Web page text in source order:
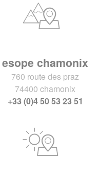
esope chamonix
760 route des praz
74400 chamonix
+33 (0)4 50 53 23 51